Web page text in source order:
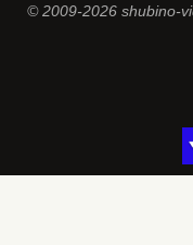
© 2009-2026 shubino-